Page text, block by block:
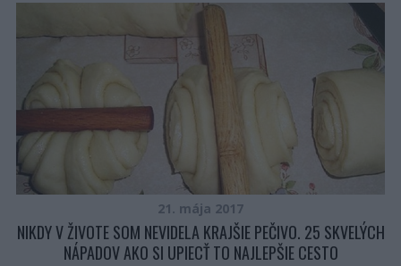
21. mája 2017
NIKDY V ŽIVOTE SOM NEVIDELA KRAJŠIE PEČIVO. 25 SKVELÝCH
NÁPADOV AKO SI UPIECŤ TO NAJLEPŠIE CESTO